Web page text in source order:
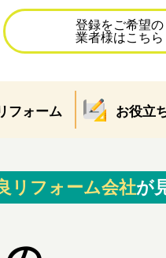
登録をご希望の
業者様はこちら
フォーム お役立
リフォーム会社が